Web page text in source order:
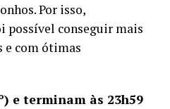
Por isso,
possível conseguir mais
e com ótimas
e terminam às 23h59